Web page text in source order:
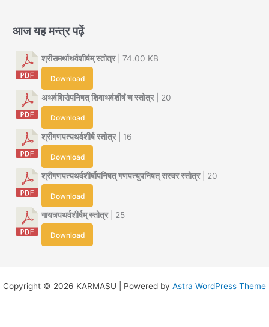
आज यह मन्त्र पढ़ें
श्रीसमर्थाथर्वशीर्षम् स्तोत्र| 74.00 KB
Download
अथर्वशिरोपनिषत् शिवाथर्वशीर्षं च स्तोत्र| 20
Download
श्रीगणपत्यथर्वशीर्ष स्तोत्र| 16
Download
श्रीगणपत्यथर्वशीर्षोपनिषत् गणपत्युपनिषत् सस्वर स्तोत्र| 20
Download
गायत्र्यथर्वशीर्षम् स्तोत्र| 25
Download
Copyright © 2026 KARMASU | Powered by Astra WordPress Theme